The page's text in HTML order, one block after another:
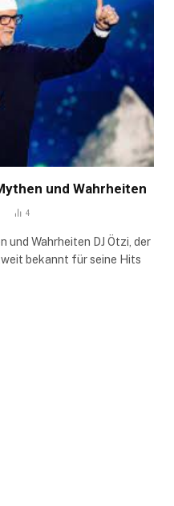
und Wahrheiten
4
und Wahrheiten DJ Ötzi, der
bekannt für seine Hits